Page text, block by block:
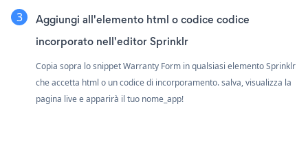
Aggiungi all'elemento html o codice codice
incorporato nell'editor Sprinklr
Copia sopra lo snippet Warranty Form in qualsiasi elemento Sprinklr
che accetta html o un codice di incorporamento. salva, visualizza la
pagina live e apparirà il tuo nome_app!